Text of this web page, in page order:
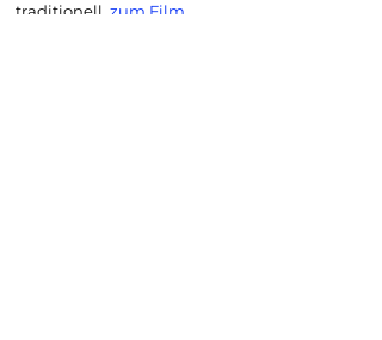
traditionell, zum Film